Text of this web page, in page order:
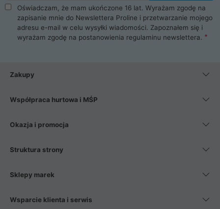
takie jak procesory, karty graficzne, płyty główne, pamięci,
dyski SSD, M.2 oraz HDD. Nasi pracownicy pomogą Ci wybrać
najlepszy zasilacz komputerowy oraz obudowę do komputera.
Poza komputerami mamy również najlepsze na rynku
Smartfony takich producentów jak Xiaomi, Apple, Samsung i
wentylatory. Na koniec mając już to wszystko, możesz
Oświadczam, że mam ukończone 16 lat. Wyrażam zgodę na
zapisanie mnie do Newslettera Proline i przetwarzanie mojego
adresu e-mail w celu wysyłki wiadomości. Zapoznałem się i
wyrażam zgodę na postanowienia regulaminu newslettera.
Zakupy
Współpraca hurtowa i MŚP
Okazja i promocja
Struktura strony
Sklepy marek
Wsparcie klienta i serwis